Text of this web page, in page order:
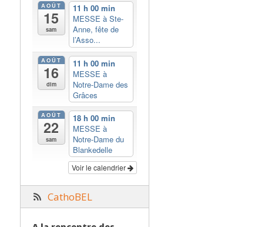
AOÛT
15
sam
11 h 00 min
MESSE à Ste-
Anne, fête de
l’Asso...
AOÛT
16
dim
11 h 00 min
MESSE à
Notre-Dame des
Grâces
AOÛT
22
sam
18 h 00 min
MESSE à
Notre-Dame du
Blankedelle
Voir le calendrier
CathoBEL